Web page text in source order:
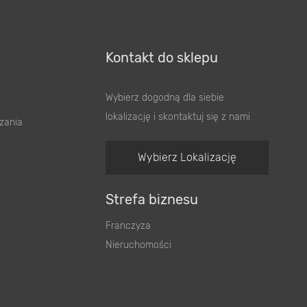
Kontakt do sklepu
Wybierz dogodną dla siebie
lokalizację i skontaktuj się z nami
Wybierz Lokalizację
Strefa biznesu
Franczyza
Nieruchomości